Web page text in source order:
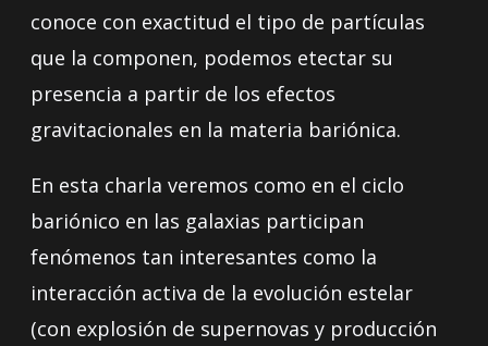
conoce con exactitud el tipo de partículas
que la componen, podemos etectar su
presencia a partir de los efectos
gravitacionales en la materia bariónica.
En esta charla veremos como en el ciclo
bariónico en las galaxias participan
fenómenos tan interesantes como la
interacción activa de la evolución estelar
(con explosión de supernovas y producción